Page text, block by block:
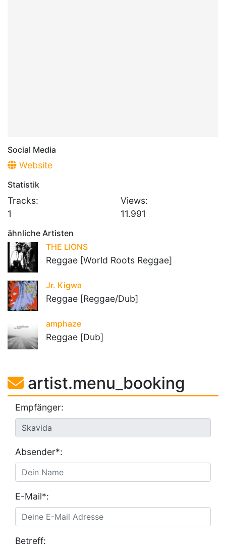
Social Media
Website
Statistik
Tracks:
1
Views:
11.991
ähnliche Artisten
THE LIONS
Reggae [World Roots Reggae]
Jr. Kigwa
Reggae [Reggae/Dub]
amphaze
Reggae [Dub]
artist.menu_booking
Empfänger:
Absender*:
E-Mail*:
Betreff: